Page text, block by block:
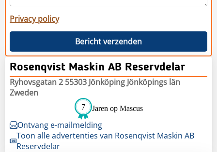
Privacy policy
Bericht verzenden
Rosenqvist Maskin AB Reservdelar
Ryhovsgatan 2 55303 Jönköping Jönköpings län
Zweden
7 Jaren op Mascus
Ontvang e-mailmelding
Toon alle advertenties van Rosenqvist Maskin AB
Reservdelar